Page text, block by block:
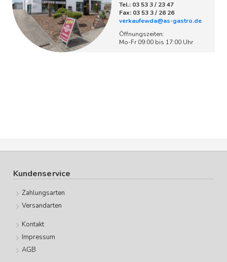
Tel.: 03 53 3 / 23 47
Fax: 03 53 3 / 26 26
verkaufewda@as-gastro.de
Öffnungszeiten:
Mo-Fr 09:00 bis 17:00 Uhr
Kundenservice
Zahlungsarten
Versandarten
Kontakt
Impressum
AGB